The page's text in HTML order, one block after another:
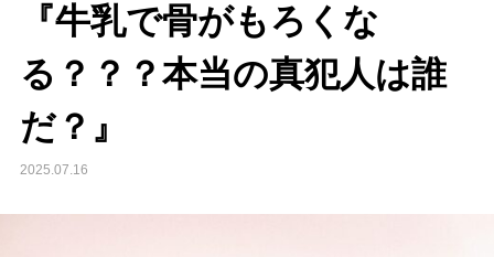
『牛乳で骨がもろくな
る？？？本当の真犯人は誰
だ？』
2025.07.16